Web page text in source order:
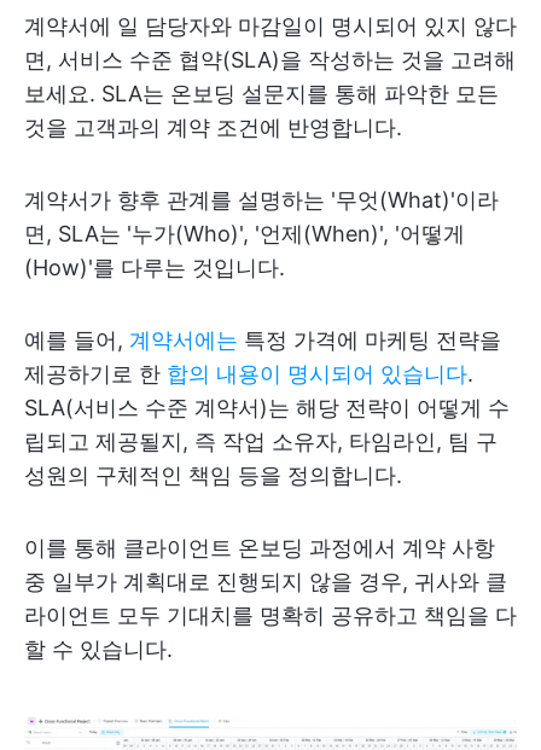
계약서에 일 담당자와 마감일이 명시되어 있지 않다
면, 서비스 수준 협약(SLA)을 작성하는 것을 고려해
보세요. SLA는 온보딩 설문지를 통해 파악한 모든
것을 고객과의 계약 조건에 반영합니다.
계약서가 향후 관계를 설명하는 '무엇(What)'이라
면, SLA는 '누가(Who)', '언제(When)', '어떻게
(How)'를 다루는 것입니다.
예를 들어, 계약서에는 특정 가격에 마케팅 전략을
제공하기로 한 합의 내용이 명시되어 있습니다.
SLA(서비스 수준 계약서)는 해당 전략이 어떻게 수
립되고 제공될지, 즉 작업 소유자, 타임라인, 팀 구
성원의 구체적인 책임 등을 정의합니다.
이를 통해 클라이언트 온보딩 과정에서 계약 사항
중 일부가 계획대로 진행되지 않을 경우, 귀사와 클
라이언트 모두 기대치를 명확히 공유하고 책임을 다
할 수 있습니다.